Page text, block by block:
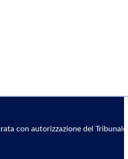
con autorizzazione del